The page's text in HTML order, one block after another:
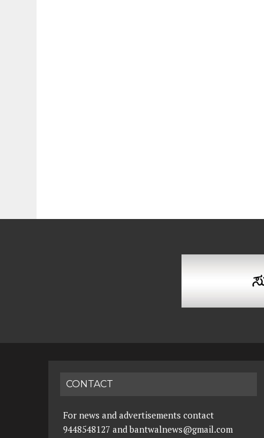
CONTACT
For news and advertisements contact
9448548127 and bantwalnews@gmail.com